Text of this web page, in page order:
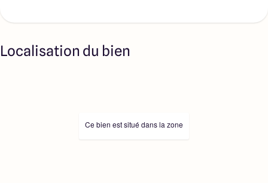
Localisation du bien
Ce bien est situé dans la zone